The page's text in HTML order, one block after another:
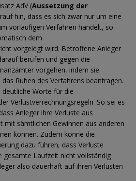
AdV (Aussetzung der
hin, dass es sich zwar nur um eine
vorläufigen Verfahren handelt, so
dem
vorgelegt wird. Betroffene Anleger
berufen und gegen die
vorgehen, indem sie
Ruhen des Verfahrens beantragen.
deutliche Worte für die
Verlustverrechnungsregeln. So sei es
Anleger ihre Verluste aus
mit sämtlichen Gewinnen aus anderen
können. Zudem könne die
dazu führen, dass Verluste
gesamte Laufzeit nicht vollständig
also dauerhaft auf ihren Verlusten